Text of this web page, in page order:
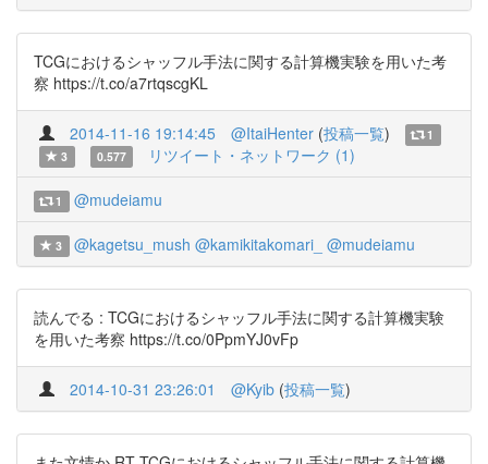
TCGにおけるシャッフル手法に関する計算機実験を用いた考
察 https://t.co/a7rtqscgKL
2014-11-16 19:14:45 @ItaiHenter (投稿一覧)
1
3
0.577 リツイート・ネットワーク (1)
1 @mudeiamu
3 @kagetsu_mush @kamikitakomari_ @mudeiamu
読んでる : TCGにおけるシャッフル手法に関する計算機実験
を用いた考察 https://t.co/0PpmYJ0vFp
2014-10-31 23:26:01 @Kyib (投稿一覧)